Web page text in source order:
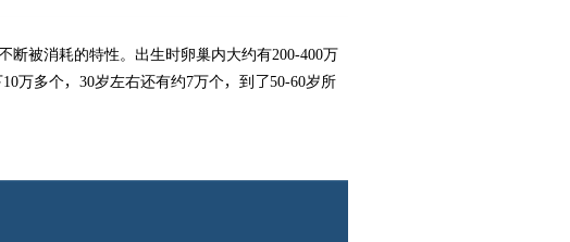
断被消耗的特性。出生时卵巢内大约有200-400万
万多个，30岁左右还有约7万个，到了50-60岁所